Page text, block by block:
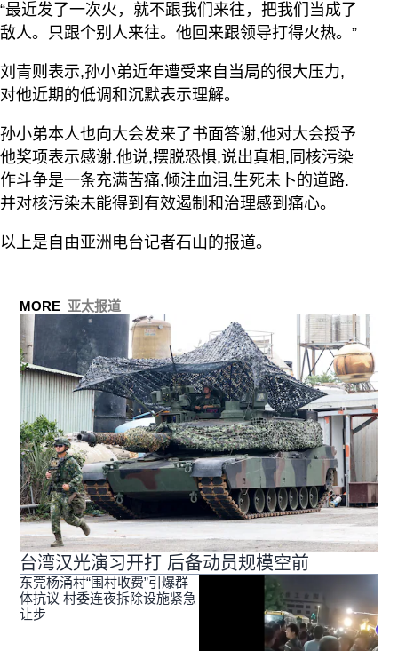
“最近发了一次火，就不跟我们来往，把我们当成了
敌人。只跟个别人来往。他回来跟领导打得火热。”
刘青则表示,孙小弟近年遭受来自当局的很大压力,
对他近期的低调和沉默表示理解。
孙小弟本人也向大会发来了书面答谢,他对大会授予
他奖项表示感谢.他说,摆脱恐惧,说出真相,同核污染
作斗争是一条充满苦痛,倾注血泪,生死未卜的道路.
并对核污染未能得到有效遏制和治理感到痛心。
以上是自由亚洲电台记者石山的报道。
MORE 亚太报道
台湾汉光演习开打 后备动员规模空前
东莞杨涌村“围村收费”引爆群
体抗议 村委连夜拆除设施紧急
让步